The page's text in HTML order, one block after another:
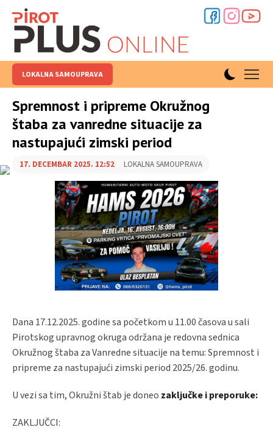
LOKALNA SAMOUPRAVA
Spremnost i pripreme Okružnog
štaba za vanredne situacije za
nastupajući zimski period
17. DECEMBAR 2025. 12:52 LOKALNA SAMOUPRAVA
Dana 17.12.2025. godine sa početkom u 11.00 časova u sali
Pirotskog upravnog okruga održana je redovna sednica
Okružnog štaba za Vanredne situacije na temu: Spremnost i
pripreme za nastupajući zimski period 2025/26. godinu.
U vezi sa tim, Okružni štab je doneo zaključke i preporuke:
ZAKLJUČCI: